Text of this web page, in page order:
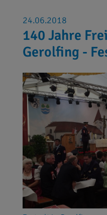
24.06.2018
140 Jahre
Gerolfing -